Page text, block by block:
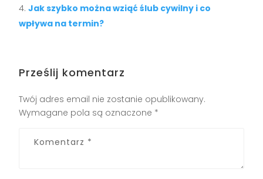
Jak szybko można wziąć ślub cywilny i co
wpływa na termin?
Prześlij komentarz
Twój adres email nie zostanie opublikowany.
Wymagane pola są oznaczone *